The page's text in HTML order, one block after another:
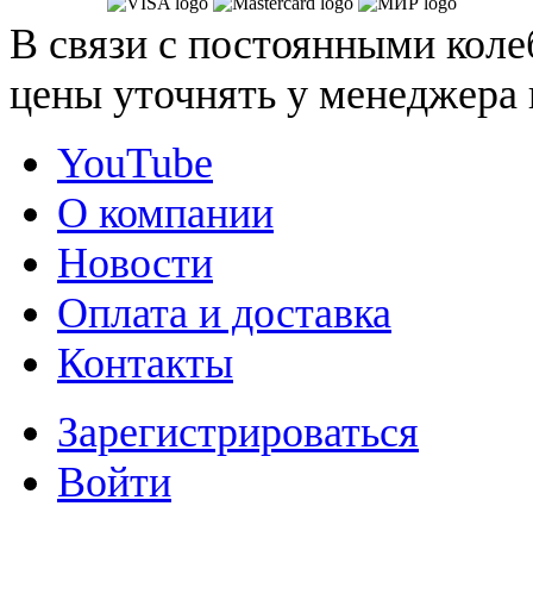
В связи с постоянными
цены уточнять у
YouTube
О компании
Новости
Оплата и доставка
Контакты
Зарегистрироваться
Войти